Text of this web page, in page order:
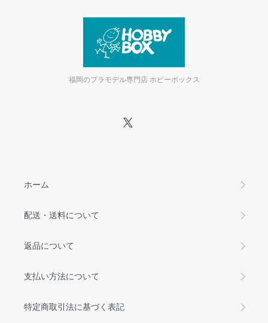
福岡のプラモデル専門店 ホビーボックス
ホーム
配送・送料について
返品について
支払い方法について
特定商取引法に基づく表記